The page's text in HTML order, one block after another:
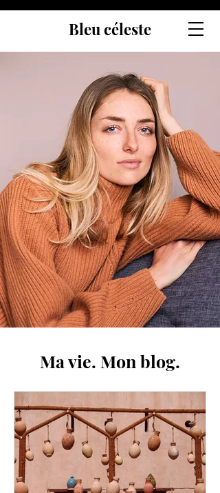
Bleu céleste
Ma vie. Mon blog.